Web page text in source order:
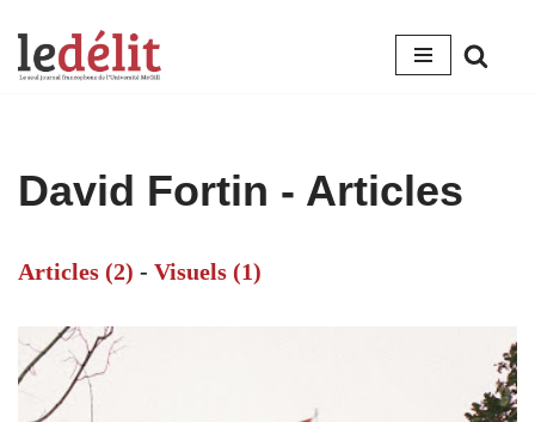
Aller
David Fortin - Articles
Articles (2) - Visuels (1)